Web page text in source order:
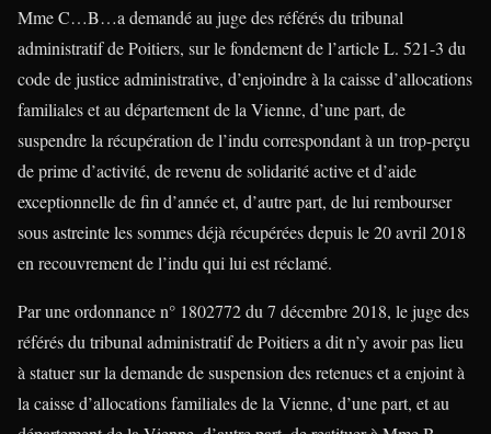
Mme C…B…a demandé au juge des référés du tribunal
administratif de Poitiers, sur le fondement de l’article L. 521-3 du
code de justice administrative, d’enjoindre à la caisse d’allocations
familiales et au département de la Vienne, d’une part, de
suspendre la récupération de l’indu correspondant à un trop-perçu
de prime d’activité, de revenu de solidarité active et d’aide
exceptionnelle de fin d’année et, d’autre part, de lui rembourser
sous astreinte les sommes déjà récupérées depuis le 20 avril 2018
en recouvrement de l’indu qui lui est réclamé.
Par une ordonnance n° 1802772 du 7 décembre 2018, le juge des
référés du tribunal administratif de Poitiers a dit n’y avoir pas lieu
à statuer sur la demande de suspension des retenues et a enjoint à
la caisse d’allocations familiales de la Vienne, d’une part, et au